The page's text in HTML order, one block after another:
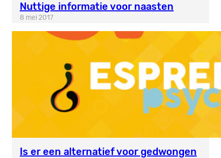
Nuttige informatie voor naasten
8 mei 2017
Is er een alternatief voor gedwongen